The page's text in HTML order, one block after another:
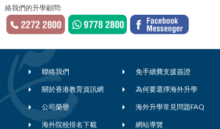
絡我們的升學顧問:
聯絡我們
關於香港教育資訊網
公司榮譽
海外院校排名下載
免手續費支援簽證
為何要選擇海外升學
海外升學常見問題FAQ
網站導覽